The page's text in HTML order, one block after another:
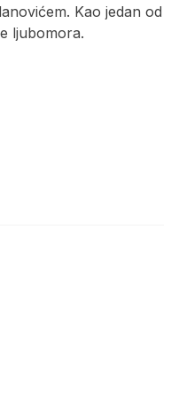
Kao jedan od
ljubomora.